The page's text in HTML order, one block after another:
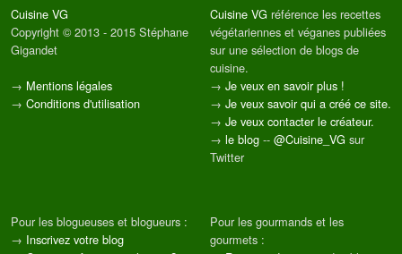
Cuisine VG
Copyright © 2013 - 2015 Stéphane
Gigandet
→ Mentions légales
→ Conditions d'utilisation
Cuisine VG référence les recettes
végétariennes et véganes publiées
sur une sélection de blogs de
cuisine.
→ Je veux en savoir plus !
→ Je veux savoir qui a créé ce site.
→ Je veux contacter le créateur.
→ le blog -- @Cuisine_VG sur
Twitter
Pour les blogueuses et blogueurs :
→ Inscrivez votre blog
Pour les gourmands et les
gourmets :